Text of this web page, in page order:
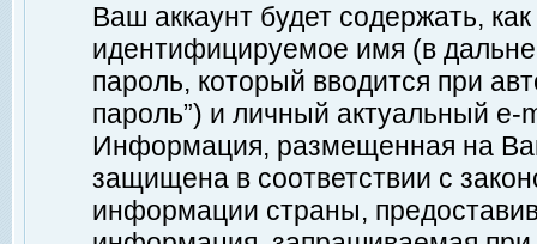
Ваш аккаунт будет содержать,
идентифицируемое имя (в
пароль, который вводится при
пароль”) и личный актуальный
Информация, размещенная на
защищена в соответствии с
информации страны,